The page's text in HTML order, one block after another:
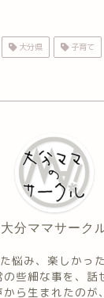
大分県 子育て
大分ママサーク
悩み、楽しかっ
些細な事を、話
ら生まれたのが